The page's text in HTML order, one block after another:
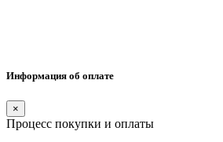
Информация об оплате
×
Процесс покупки и оплаты